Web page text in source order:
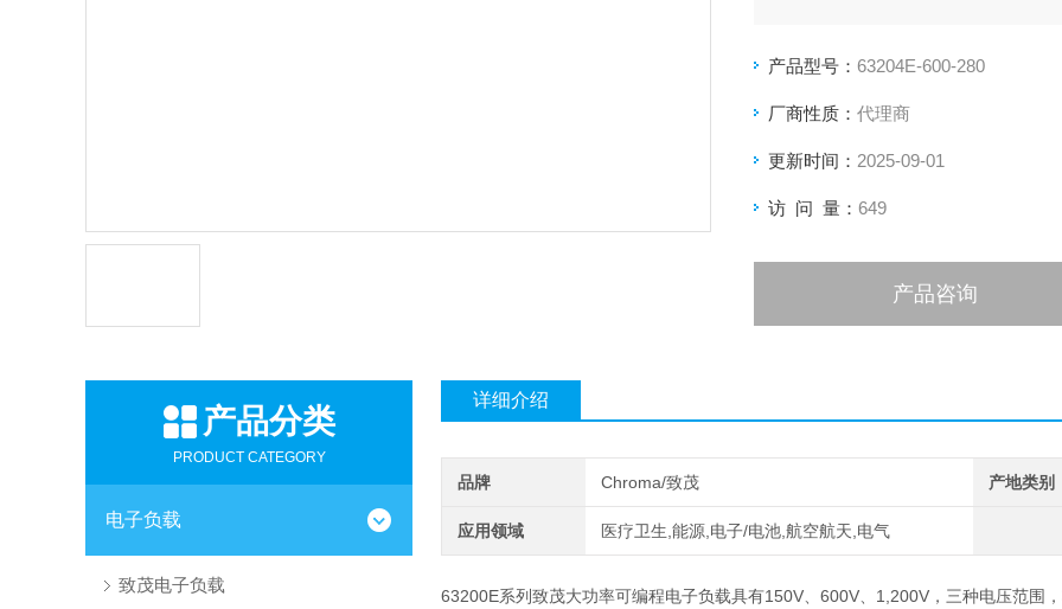
产品型号： 63204E-600-280
厂商性质： 代理商
更新时间： 2025-09-01
访 问 量： 649
产品咨询
产品分类
PRODUCT CATEGORY
电子负载
致茂电子负载
详细介绍
品牌 Chroma/致茂 产地类别
应用领域 医疗卫生,能源,电子/电池,航空航天,电气
63200E系列致茂大功率可编程电子负载具有150V、600V、1,200V，三种电压范围